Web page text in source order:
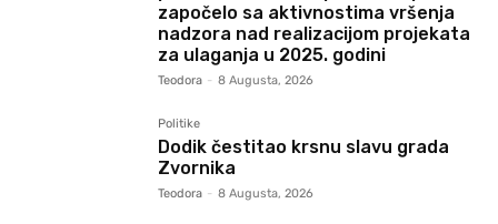
započelo sa aktivnostima vršenja
nadzora nad realizacijom projekata
za ulaganja u 2025. godini
Teodora - 8 Augusta, 2026
Politike
Dodik čestitao krsnu slavu grada
Zvornika
Teodora - 8 Augusta, 2026